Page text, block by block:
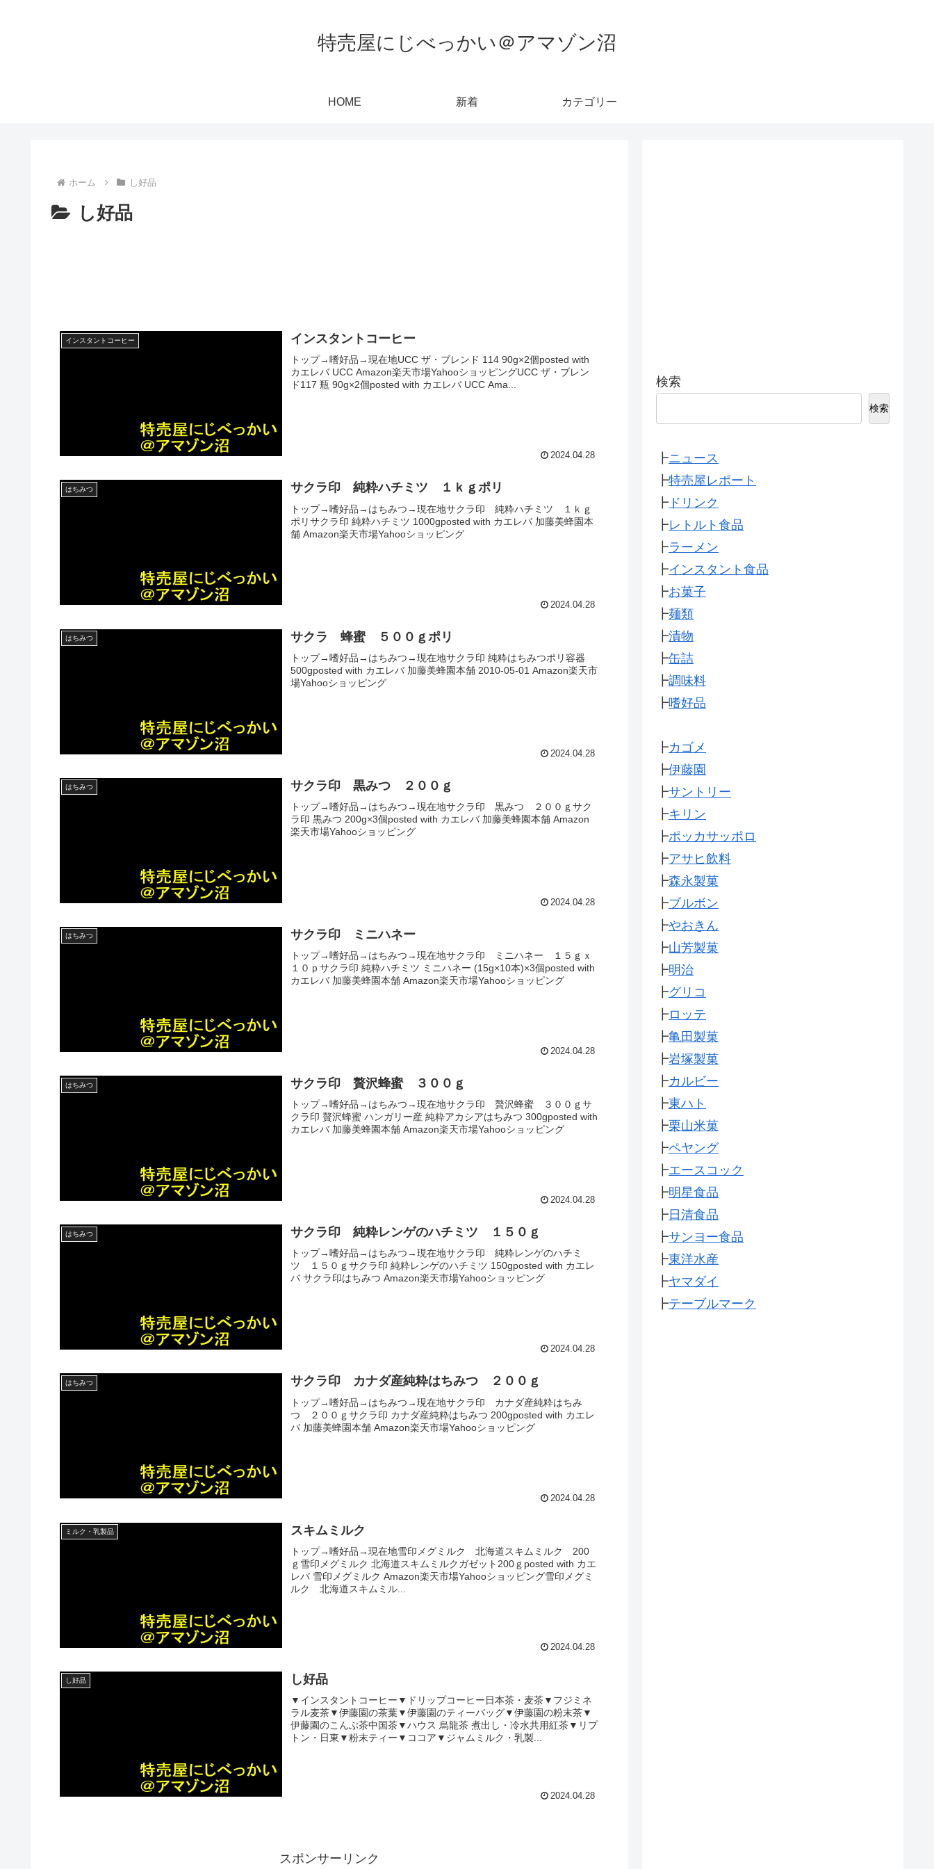
特売屋にじべっかい＠アマゾン沼
HOME 新着 カテゴリー
ホーム し好品
し好品
インスタントコーヒー インスタントコーヒー
トップ→嗜好品→現在地UCC ザ・ブレンド 114 90g×2個posted with
カエレバ UCC Amazon楽天市場YahooショッピングUCC ザ・ブレン
ド117 瓶 90g×2個posted with カエレバ UCC Ama...
2024.04.28
はちみつ サクラ印 純粋ハチミツ １ｋｇポリ
トップ→嗜好品→はちみつ→現在地サクラ印 純粋ハチミツ １ｋｇ
ポリサクラ印 純粋ハチミツ 1000gposted with カエレバ 加藤美蜂園本
舗 Amazon楽天市場Yahooショッピング
2024.04.28
はちみつ サクラ 蜂蜜 ５００ｇポリ
トップ→嗜好品→はちみつ→現在地サクラ印 純粋はちみつポリ容器
500gposted with カエレバ 加藤美蜂園本舗 2010-05-01 Amazon楽天市
場Yahooショッピング
2024.04.28
はちみつ サクラ印 黒みつ ２００ｇ
トップ→嗜好品→はちみつ→現在地サクラ印 黒みつ ２００ｇサク
ラ印 黒みつ 200g×3個posted with カエレバ 加藤美蜂園本舗 Amazon
楽天市場Yahooショッピング
2024.04.28
はちみつ サクラ印 ミニハネー
トップ→嗜好品→はちみつ→現在地サクラ印 ミニハネー １５ｇｘ
１０ｐサクラ印 純粋ハチミツ ミニハネー (15g×10本)×3個posted with
カエレバ 加藤美蜂園本舗 Amazon楽天市場Yahooショッピング
2024.04.28
はちみつ サクラ印 贅沢蜂蜜 ３００ｇ
トップ→嗜好品→はちみつ→現在地サクラ印 贅沢蜂蜜 ３００ｇサ
クラ印 贅沢蜂蜜 ハンガリー産 純粋アカシアはちみつ 300gposted with
カエレバ 加藤美蜂園本舗 Amazon楽天市場Yahooショッピング
2024.04.28
はちみつ サクラ印 純粋レンゲのハチミツ １５０ｇ
トップ→嗜好品→はちみつ→現在地サクラ印 純粋レンゲのハチミ
ツ １５０ｇサクラ印 純粋レンゲのハチミツ 150gposted with カエレ
バ サクラ印はちみつ Amazon楽天市場Yahooショッピング
2024.04.28
はちみつ サクラ印 カナダ産純粋はちみつ ２００ｇ
トップ→嗜好品→はちみつ→現在地サクラ印 カナダ産純粋はちみ
つ ２００ｇサクラ印 カナダ産純粋はちみつ 200gposted with カエレ
バ 加藤美蜂園本舗 Amazon楽天市場Yahooショッピング
2024.04.28
ミルク・乳製品 スキムミルク
トップ→嗜好品→現在地雪印メグミルク 北海道スキムミルク 200
ｇ雪印メグミルク 北海道スキムミルクガゼット200ｇposted with カエ
レバ 雪印メグミルク Amazon楽天市場Yahooショッピング雪印メグミ
ルク 北海道スキムミル...
2024.04.28
し好品 し好品
▼インスタントコーヒー▼ドリップコーヒー日本茶・麦茶▼フジミネ
ラル麦茶▼伊藤園の茶葉▼伊藤園のティーバッグ▼伊藤園の粉末茶▼
伊藤園のこんぶ茶中国茶▼ハウス 烏龍茶 煮出し・冷水共用紅茶▼リプ
トン・日東▼粉末ティー▼ココア▼ジャムミルク・乳製...
2024.04.28
スポンサーリンク
検索
検索
┣ニュース
┣特売屋レポート
┣ ドリンク
┣レトルト食品
┣ラーメン
┣インスタント食品
┣お菓子
┣麺類
┣漬物
┣缶詰
┣調味料
┣嗜好品
┣カゴメ
┣伊藤園
┣サントリー
┣キリン
┣ポッカサッポロ
┣アサヒ飲料
┣森永製菓
┣ブルボン
┣やおきん
┣山芳製菓
┣明治
┣グリコ
┣ロッテ
┣亀田製菓
┣岩塚製菓
┣カルビー
┣東ハト
┣栗山米菓
┣ペヤング
┣エースコック
┣明星食品
┣日清食品
┣サンヨー食品
┣東洋水産
┣ヤマダイ
┣テーブルマーク